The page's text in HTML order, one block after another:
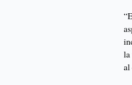
la
al